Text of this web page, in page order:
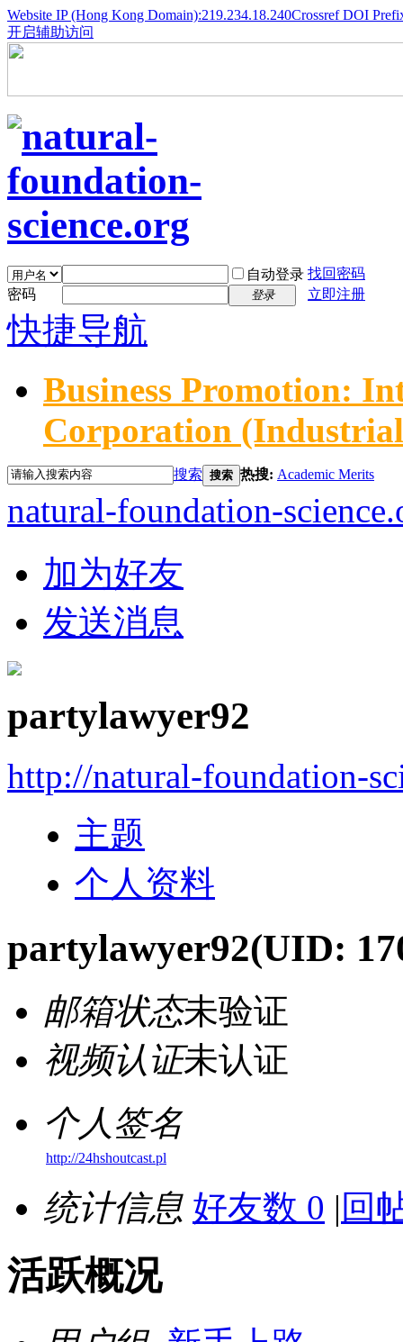
Website IP (Hong Kong Domain):219.234.18.240Crossref DOI
开启辅助访问
自动登录 找回密码
密码
登录 立即注册
快捷导航
Business Promotion:
Corporation
搜索 搜索 热搜: Academic Merits
natural-foundation-
加为好友
发送消息
partylawyer92
http://natural-foundation-
主题
个人资料
partylawyer92(UID:
邮箱状态未验证
视频认证未认证
个人签名
http://24hshoutcast.pl
统计信息 好友数 0 | 回
活跃概况